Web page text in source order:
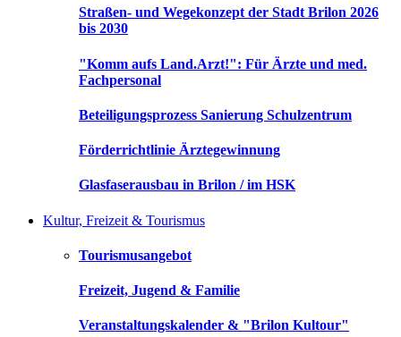
Straßen- und Wegekonzept der Stadt Brilon 2026
bis 2030
"Komm aufs Land.Arzt!": Für Ärzte und med.
Fachpersonal
Beteiligungsprozess Sanierung Schulzentrum
Förderrichtlinie Ärztegewinnung
Glasfaserausbau in Brilon / im HSK
Kultur, Freizeit & Tourismus
Tourismusangebot
Freizeit, Jugend & Familie
Veranstaltungskalender & "Brilon Kultour"